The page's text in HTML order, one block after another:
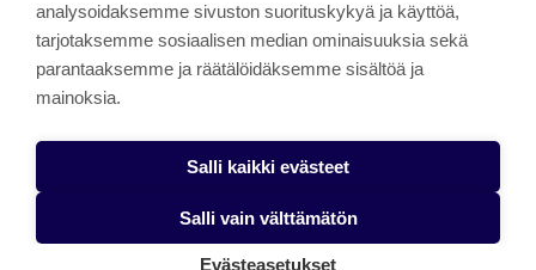
Tietoa sivuista
Evästeet
Saavutettavuusseloste
Tietosuojaseloste
analysoidaksemme sivuston suorituskykyä ja käyttöä,
tarjotaksemme sosiaalisen median ominaisuuksia sekä
parantaaksemme ja räätälöidäksemme sisältöä ja
mainoksia.
Salli kaikki evästeet
Salli vain välttämätön
Evästeasetukset